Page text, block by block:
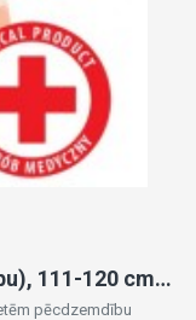
Medicīniskā josta (pēcdzemdību), 111-120 cm, 511/XL
pēcdzemdību